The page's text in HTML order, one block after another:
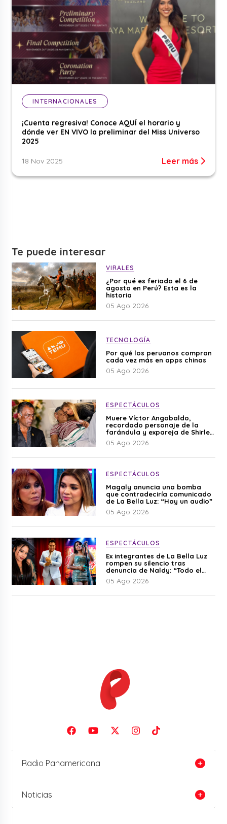
INTERNACIONALES
¡Cuenta regresiva! Conoce AQUÍ el horario y
dónde ver EN VIVO la preliminar del Miss Universo
2025
18 Nov 2025 Leer más
Te puede interesar
VIRALES
¿Por qué es feriado el 6 de
agosto en Perú? Esta es la
historia
05 Ago 2026
TECNOLOGÍA
Por qué los peruanos compran
cada vez más en apps chinas
05 Ago 2026
ESPECTÁCULOS
Muere Víctor Angobaldo,
recordado personaje de la
farándula y expareja de Shirley
Cherres
05 Ago 2026
ESPECTÁCULOS
Magaly anuncia una bomba
que contradeciría comunicado
de La Bella Luz: “Hay un audio”
05 Ago 2026
ESPECTÁCULOS
Ex integrantes de La Bella Luz
rompen su silencio tras
denuncia de Naldy: “Todo el
mundo lo sabía”
05 Ago 2026
Radio Panamericana
Noticias